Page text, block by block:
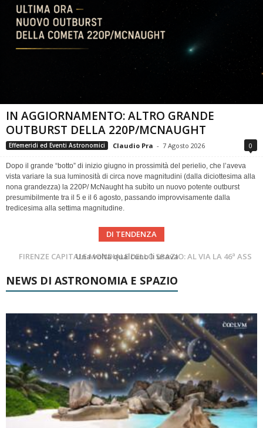
IN AGGIORNAMENTO: ALTRO GRANDE
OUTBURST DELLA 220P/MCNAUGHT
Effemeridi ed Eventi Astronomici Claudio Pra - 7 Agosto 2026 0
Dopo il grande “botto” di inizio giugno in prossimità del perielio, che l’aveva
vista variare la sua luminosità di circa nove magnitudini (dalla diciottesima alla
nona grandezza) la 220P/ McNaught ha subìto un nuovo potente outburst
presumibilmente tra il 5 e il 6 agosto, passando improvvisamente dalla
tredicesima alla settima magnitudine.
DI TENDENZA
FIRENZE CAPITALE MONDIALE DELLO SPAZIO: AL VIA LA 46ª ASSEMBLEA SCIENTIFICA DEL COSPAR
Cielo del Mese di Agosto 2026
NEWS DI ASTRONOMIA E SPAZIO